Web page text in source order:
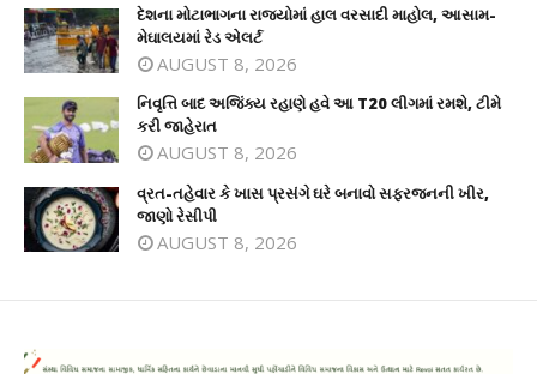
દેશના મોટાભાગના રાજ્યોમાં હાલ વરસાદી માહોલ, આસામ-
મેઘાલયમાં રેડ એલર્ટ
AUGUST 8, 2026
નિવૃત્તિ બાદ અજિંક્ય રહાણે હવે આ T20 લીગમાં રમશે, ટીમે
કરી જાહેરાત
AUGUST 8, 2026
વ્રત-તહેવાર કે ખાસ પ્રસંગે ઘરે બનાવો સફરજનની ખીર,
જાણો રેસીપી
AUGUST 8, 2026